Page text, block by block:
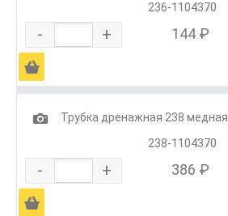
236-1104370
- + 144 ₽
Ä
1
Трубка дренажная 238 медная
238-1104370
- + 386 ₽
Ä